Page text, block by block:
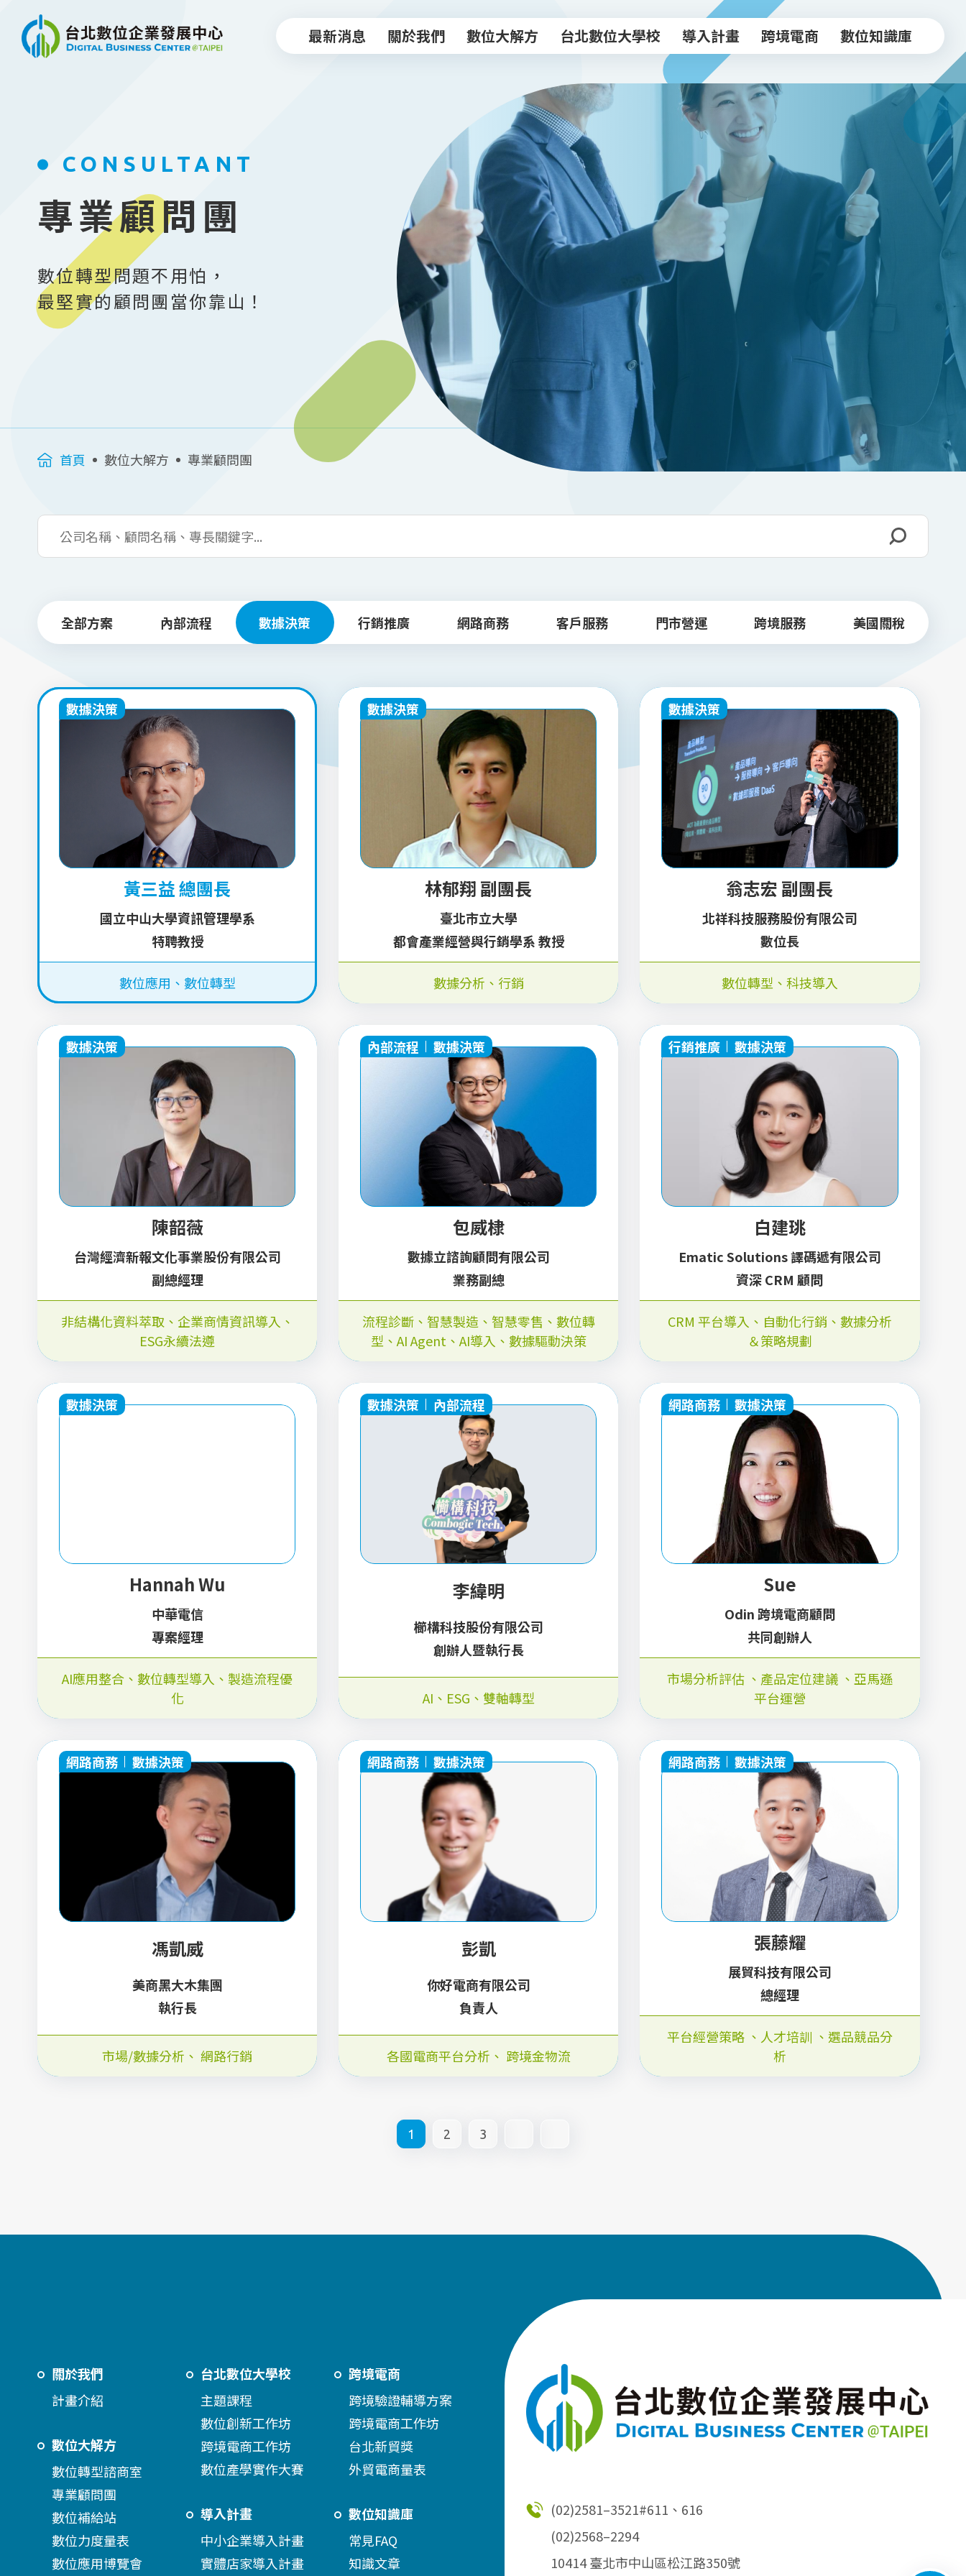
跳到主要內容
最新消息
關於我們
數位大解方
數位轉型諮商室
專業顧問團
數位補給站
台北數位大學校
主題課程
數位創新工作坊
導入計畫
導入計畫
中小企業導入計畫
實體店家導入計畫
跨境驗證輔導計畫
跨境電商
跨境驗證輔導方案
跨境電商工作坊
台北新貿獎
數位知識庫
常見FAQ
活動影音
政府/合作資源
CONSULTANT
專業顧問團
數位轉型問題不用怕，
最堅實的顧問團當你靠山！
首頁 數位大解方 專業顧問團
全部方案 內部流程 數據決策 行銷推廣 網路商務 客戶服務 門市營運 跨境服務 美國關稅
數據決策
黃三益 總團長
國立中山大學資訊管理學系
特聘教授
數位應用 、 數位轉型
數據決策
林郁翔 副團長
臺北市立大學
都會產業經營與行銷學系 教授
數據分析 、 行銷
數據決策
翁志宏 副團長
北祥科技服務股份有限公司
數位長
數位轉型、 科技導入
數據決策
陳韶薇
台灣經濟新報文化事業股份有限公司
副總經理
非結構化資料萃取、企業商情資訊導入、
ESG永續法遵
內部流程 數據決策
包威棣
數據立諮詢顧問有限公司
業務副總
流程診斷、 智慧製造 、 智慧零售 、 數位轉
型 、 AI Agent 、 AI導入 、 數據驅動決策
行銷推廣 數據決策
白建珧
Ematic Solutions 譯碼遞有限公司
資深 CRM 顧問
CRM 平台導入 、 自動化行銷 、 數據分析
＆策略規劃
數據決策
Hannah Wu
中華電信
專案經理
AI應用整合、數位轉型導入、製造流程優
化
數據決策 內部流程
李緯明
櫛構科技股份有限公司
創辦人暨執行長
AI、ESG、雙軸轉型
網路商務 數據決策
Sue
Odin 跨境電商顧問
共同創辦人
市場分析評估 、 產品定位建議 、 亞馬遜
平台運營
網路商務 數據決策
馮凱威
美商黑大木集團
執行長
市場/數據分析 、 網路行銷
網路商務 數據決策
彭凱
你好電商有限公司
負責人
各國電商平台分析 、 跨境金物流
網路商務 數據決策
張藤耀
展貿科技有限公司
總經理
平台經營策略 、 人才培訓 、 選品競品分
析
1 2 3
關於我們
計畫介紹
數位大解方
數位轉型諮商室
專業顧問團
數位補給站
數位力度量表
數位應用博覽會
台北數位大學校
主題課程
數位創新工作坊
跨境電商工作坊
數位產學實作大賽
導入計畫
中小企業導入計畫
實體店家導入計畫
跨境電商
跨境驗證輔導方案
跨境電商工作坊
台北新貿獎
外貿電商量表
數位知識庫
常見FAQ
知識文章
(02)2581–3521#611、616
(02)2568–2294
10414 臺北市中山區松江路350號